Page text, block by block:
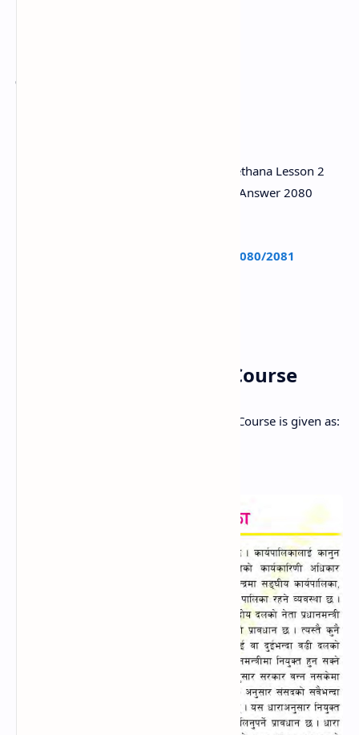
Class 10 Social Studies Unit 5 Nagrik Chethana Lesson 2
Sanghiya KaryaPalika Exercise Question Answer 2080
SEE Class 10 Model Question 2080/2081
Sanghiya KaryaPalika Course
Class 10 Social Studies Unit 5 Chapter 2 Course is given as: